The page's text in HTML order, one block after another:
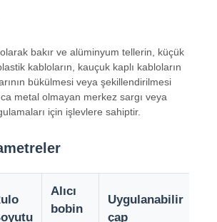
hattı
bakır ve alüminyum tellerin, küçük
kabloların, kauçuk kaplı kabloların
bükülmesi veya şekillendirilmesi
metal olmayan merkez sargı veya
için işlevlere sahiptir.
Alıcı
bobin
Uygulanabilir
çap